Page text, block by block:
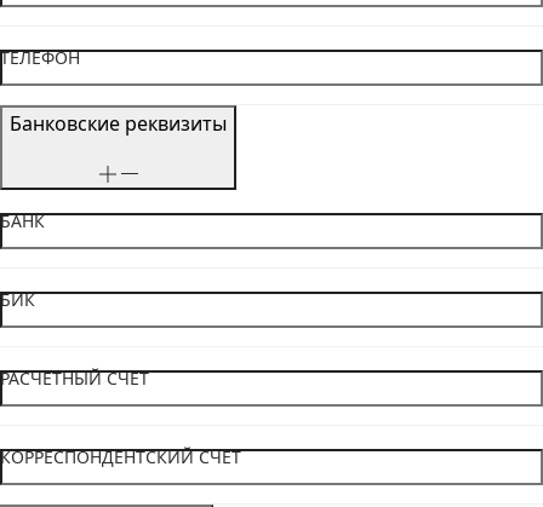
ТЕЛЕФОН
Банковские реквизиты
БАНК
БИК
РАСЧЕТНЫЙ СЧЕТ
КОРРЕСПОНДЕНТСКИЙ СЧЕТ